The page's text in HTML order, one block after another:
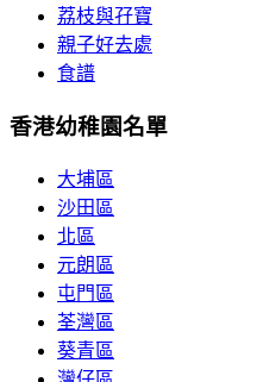
荔枝與孖寶
親子好去處
食譜
香港幼稚園名單
大埔區
沙田區
北區
元朗區
屯門區
荃灣區
葵青區